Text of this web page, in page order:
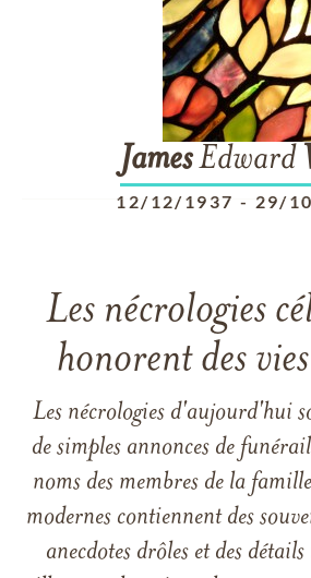
JamesEdward
12/12/1937 - 29/
Les nécrologies
honorent des
Les nécrologies d'aujourd'hui
de simples annonces de
noms des membres de la
modernes contiennent des
anecdotes drôles et des